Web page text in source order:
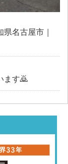
名古屋市｜
ます🙇